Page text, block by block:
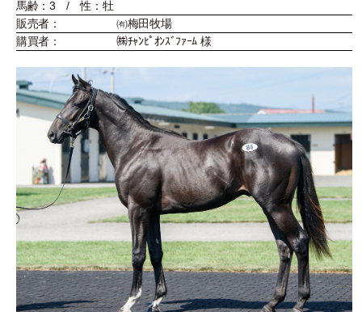
馬齢：3 / 性：牡
販売者：
㈲梅田牧場
購買者：
㈱ﾁｬﾝﾋﾟｵﾝｽﾞﾌｧｰﾑ 様